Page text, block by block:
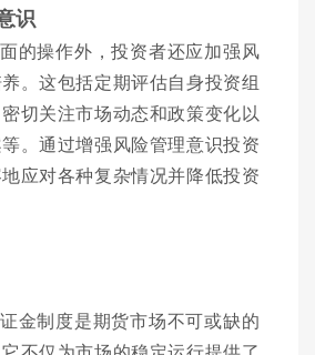
识
的操作外，投资者还应加强风
。这包括定期评估自身投资组
切关注市场动态和政策变化以
。通过增强风险管理意识投资
应对各种复杂情况并降低投资
金制度是期货市场不可或缺的